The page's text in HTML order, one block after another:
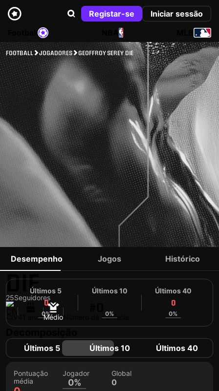
Registar-se
Iniciar sessão
NBA
FOOTBALL JOGADORES GEOFFROY SEREY DIE
GEOFFROY SEREY
DIE
25Seguidores
41 anosMédio Número da camisola
Desempenho Jogos Histórico
Últimos 5
0
0%
Últimos 10
0%
Últimos 40
0
0%
Últimos 5 Últimos 10 Últimos 40
Pontuação
média
Jogador
0%
Global
0